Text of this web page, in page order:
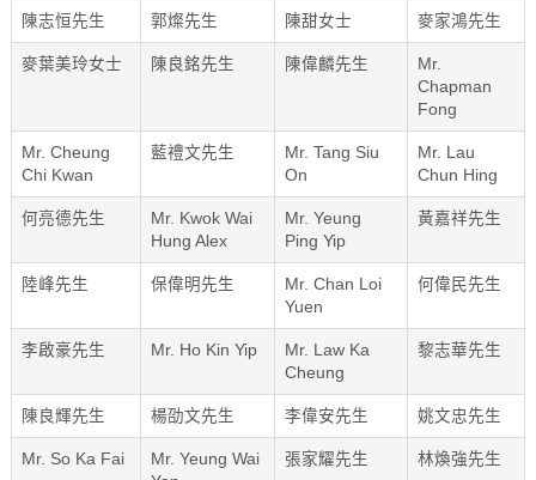
陳志恒先生 郭燦先生 陳甜女士 麥家鴻先生
麥葉美玲女士 陳良銘先生 陳偉麟先生
Mr.
Chapman
Fong
Mr. Cheung
Chi Kwan
藍禮文先生
Mr. Tang Siu
On
Mr. Lau
Chun Hing
何亮德先生
Mr. Kwok Wai
Hung Alex
Mr. Yeung
Ping Yip
黃嘉祥先生
陸峰先生 保偉明先生
Mr. Chan Loi
Yuen
何偉民先生
李啟豪先生 Mr. Ho Kin Yip
Mr. Law Ka
Cheung
黎志華先生
陳良輝先生 楊劭文先生 李偉安先生 姚文忠先生
Mr. So Ka Fai
Mr. Yeung Wai
張家耀先生 林煥強先生